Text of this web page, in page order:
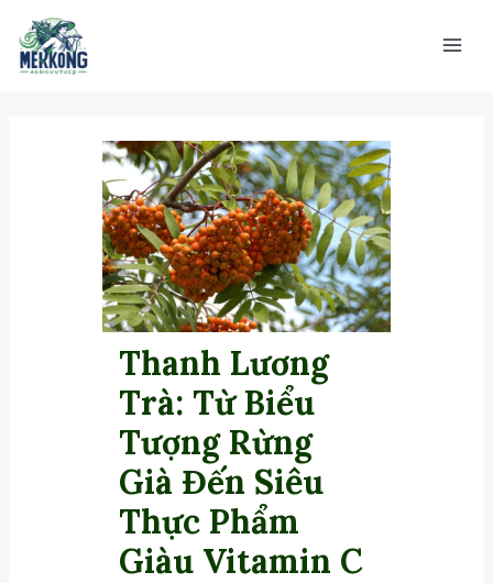
nội
Thanh Lương
Trà: Từ Biểu
Tượng Rừng
Già Đến Siêu
Thực Phẩm
Giàu Vitamin C